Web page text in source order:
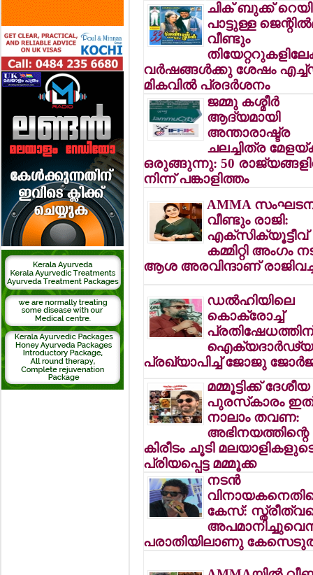
ചിക് ബുക്ക്
പാട്ടുള്ള
വീണ്ടും
വര്‍ഷങ്ങള്‍ക്കു ശേഷം
മികവില്‍ പ്രദര്‍ശനം
ജമ്മു കശ്മീര്‍
ആദ്യമായി
അന്താരാഷ്ട്ര
ചലച്ചിത്ര
ഒരുങ്ങുന്നു: 50
നിന്ന് പങ്കാളിത്തം
AMMA
വീണ്ടും രാജി:
എക്‌സിക്യൂട്ടീവ്
കമ്മിറ്റി അംഗം
ആശ അരവിന്ദാണ്
ഡല്‍ഹിയിലെ
കൊക്രോച്ച്
പ്രഖ്യാപിച്ച് ജോജു
മമ്മൂട്ടിക്ക് ദേശീയ
പുരസ്‌കാരം
നാലാം തവണ:
അഭിനയത്തിന്റെ
കിരീടം ചൂടി
പ്രിയപ്പെട്ട മമ്മൂക്ക
നടന്‍
കേസ്:
പരാതിയിലാണു